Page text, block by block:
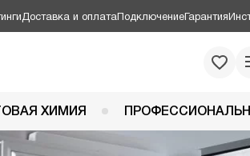
Доставка и оплатаПодключениеГарантия
ХИМИЯ